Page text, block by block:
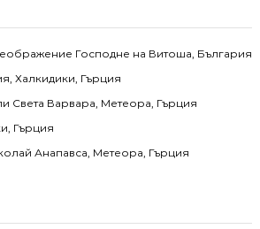
Господне на Витоша, България
Халкидики, Гърция
Света Варвара, Метеора, Гърция
Гърция
Анапавса, Метеора, Гърция